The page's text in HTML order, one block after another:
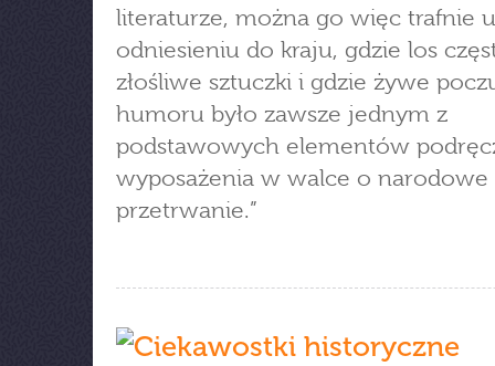
literaturze, można go więc trafnie
odniesieniu do kraju, gdzie los
złośliwe sztuczki i gdzie żywe
humoru było zawsze jednym z
podstawowych elementów
wyposażenia w walce o narodowe
przetrwanie.”